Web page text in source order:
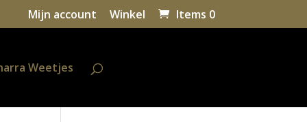
Mijn account Winkel Items 0
Weetjes